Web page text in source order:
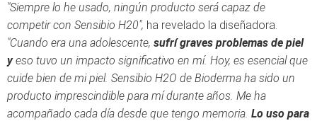
"Siempre lo he usado, ningún producto será capaz de
competir con Sensibio H20", ha revelado la diseñadora.
"Cuando era una adolescente, sufrí graves problemas de piel
yeso tuvo un impacto significativo en mí. Hoy, es esencial que
cuide bien de mi piel. Sensibio H2O de Bioderma ha sido un
producto imprescindible para mí durante años. Me ha
acompañado cada día desde que tengo memoria. Lo uso para